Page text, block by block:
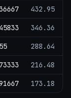
432.95
346.36
288.64
216.48
173.18